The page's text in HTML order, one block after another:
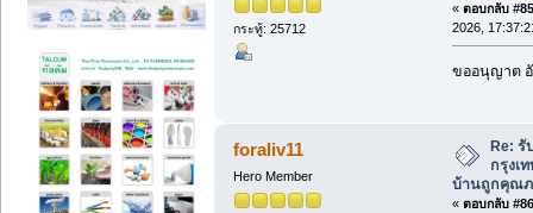
กระทู้: 25712
« ตอบกลับ
2026,
ขออนุญาต
foraliv11
Hero Member
Re: รั
กรุงเ
บ้านถูกคุณภ
« ตอบกลับ